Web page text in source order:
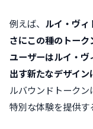
例えば、 ルイ・ヴィ
さにこの種のトーク
ユーザーはルイ・
出す新たなデザイン
ルバウンドトーク
特別な体験を提供す